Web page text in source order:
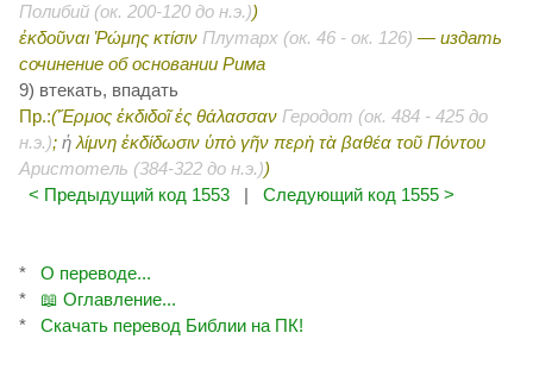
Полибий (ок. 200-120 до н.э.))
ἐκδοῦναι Ῥώμης κτίσιν Плутарх (ок. 46 - ок. 126) — издать
сочинение об основании Рима
9) втекать, впадать
Пр.:(Ἕρμος ἐκδιδοῖ ἐς θάλασσαν Геродот (ок. 484 - 425 до
н.э.); ἡ λίμνη ἐκδίδωσιν ὑπὸ γῆν περὴ τὰ βαθέα τοῦ Πόντου
Аристотель (384-322 до н.э.))
< Предыдущий код 1553
| Следующий код 1555 >
*
О переводе...
*
📖 Оглавление...
*
Скачать перевод Библии на ПК!